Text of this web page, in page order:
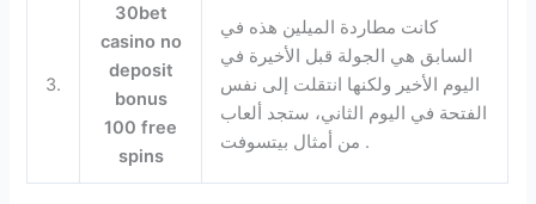
3.
30bet
casino no
deposit
bonus
100 free
spins
كانت مطاردة الميلين هذه في
السابق هي الجولة قبل الأخيرة في
اليوم الأخير ولكنها انتقلت إلى نفس
الفتحة في اليوم الثاني، ستجد ألعاب
من أمثال بيتسوفت .